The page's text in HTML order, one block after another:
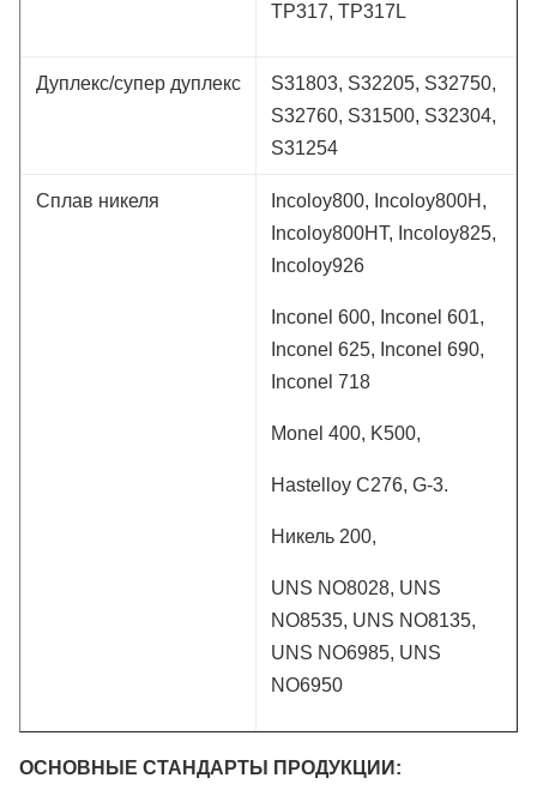
TP317, TP317L
Дуплекс/супер дуплекс
S31803, S32205, S32750,
S32760, S31500, S32304,
S31254
Сплав никеля
Incoloy800, Incoloy800H,
Incoloy800HT, Incoloy825,
Incoloy926
Inconel 600, Inconel 601,
Inconel 625, Inconel 690,
Inconel 718
Monel 400, K500,
Hastelloy C276, G-3.
Никель 200,
UNS NO8028, UNS
NO8535, UNS NO8135,
UNS NO6985, UNS
NO6950
ОСНОВНЫЕ СТАНДАРТЫ ПРОДУКЦИИ: